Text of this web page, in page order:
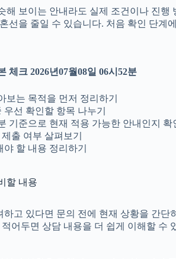
해 보이는 안내라도 실제 조건이나 진행
선을 줄일 수 있습니다. 처음 확인 단계
체크 2026년07월08일 06시52분
보는 목적을 먼저 정리하기
선 확인할 항목 나누기
기준으로 현재 적용 가능한 안내인지 확
출 여부 살펴보기
할 내용 정리하기
할 내용
고 있다면 문의 전에 현재 상황을 간
어두면 상담 내용을 더 쉽게 이해할